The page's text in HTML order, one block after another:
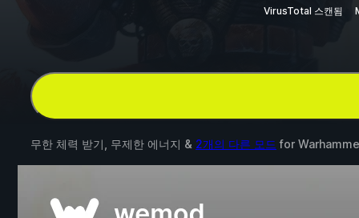
VirusTotal 스캔됨
무한 체력 받기, 무제한 에너지 & 2개의 다른 모드 for